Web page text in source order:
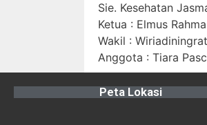
Sie. Kesehatan
Ketua : Elmus Rahma
Wakil : Wiriadiningrat
Anggota : Tiara
Peta Lokasi